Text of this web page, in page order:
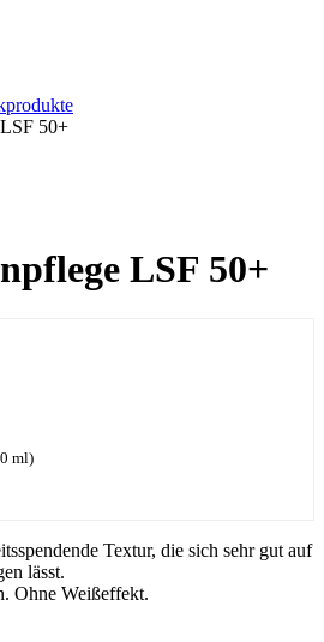
50+
LSF 50+
ml)
Textur, die sich sehr gut auf
lässt.
Ohne Weißeffekt.